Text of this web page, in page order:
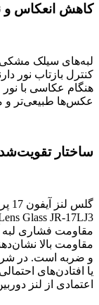
کاهش انعکاس و
لبه‌های سیلک مشکی
کنترل بازتاب نور
هنگام عکاسی با
عکس‌ها طبیعی‌تر و
ساختار
مقاومت بالا
و ضربه است. در
یا افتادن‌های
اعتمادی از لنز